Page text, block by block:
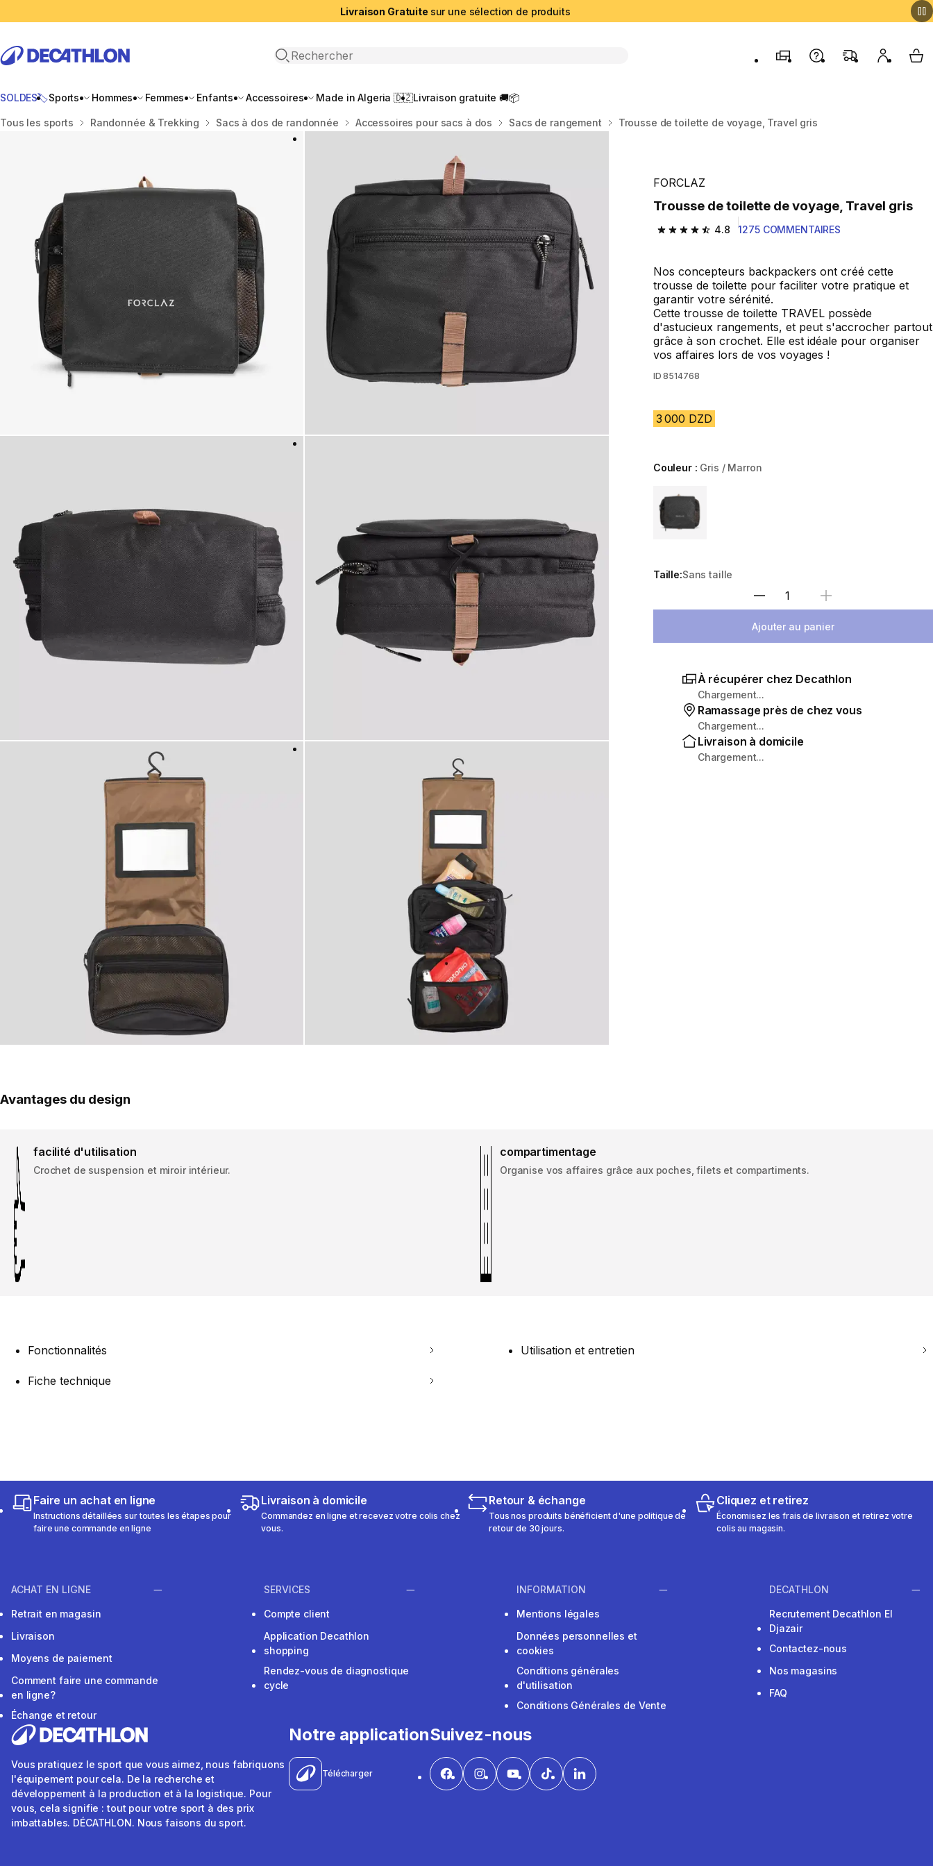
Livraison Gratuite sur une sélection de produits
Recherche ouverte
MagasinsContactez-nous
FAQ Mon My
SOLDES🏷️Sports Hommes Femmes Enfants Accessoires Made in Algeria 🇩🇿Livraison gratuite 🚚📦
Accueil
Tous les sports Randonnée & Trekking Sacs à dos de randonnée Accessoires pour sacs à dos Sacs de rangement Trousse de toilette de voyage, Travel gris
FORCLAZ
Trousse de toilette de voyage, Travel gris
4.8
4.8 out of 5 stars from 1275 reviews
1275 COMMENTAIRES
Nos concepteurs backpackers ont créé cette
trousse de toilette pour faciliter votre pratique et
garantir votre sérénité.
Cette trousse de toilette TRAVEL possède
d'astucieux rangements, et peut s'accrocher partout
grâce à son crochet. Elle est idéale pour organiser
vos affaires lors de vos voyages !
ID 8514768
3 000 DZD
Couleur : Gris / Marron
Choose a variant
Taille:Sans taille
Sélectionnez la quantité
Ajouter au panier
À récupérer chez Decathlon
Chargement...
Ramassage près de chez vous
Chargement...
Livraison à domicile
Chargement...
Avantages du design
facilité d'utilisation
Crochet de suspension et miroir intérieur.
compartimentage
Organise vos affaires grâce aux poches, filets et compartiments.
Fonctionnalités Utilisation et entretien
Fiche technique
Faire un achat en ligne
Instructions détaillées sur toutes les étapes pour
faire une commande en ligne
Livraison à domicile
Commandez en ligne et recevez votre colis chez
vous.
Retour & échange
Tous nos produits bénéficient d'une politique de
retour de 30 jours.
Cliquez et retirez
Économisez les frais de livraison et retirez votre
colis au magasin.
ACHAT EN LIGNE
Retrait en magasin
Livraison
Moyens de paiement
Comment faire une commande
en ligne?
Échange et retour
SERVICES
Compte client
Application Decathlon
shopping
Rendez-vous de diagnostique
cycle
INFORMATION
Mentions légales
Données personnelles et
cookies
Conditions générales
d'utilisation
Conditions Générales de Vente
DECATHLON
Recrutement Decathlon El
Djazair
Contactez-nous
Nos magasins
FAQ
Vous pratiquez le sport que vous aimez, nous fabriquons
l'équipement pour cela. De la recherche et
développement à la production et à la logistique. Pour
vous, cela signifie : tout pour votre sport à des prix
imbattables. DÉCATHLON. Nous faisons du sport.
Notre application
Télécharger
Suivez-nous